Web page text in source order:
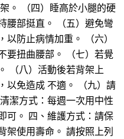
。 （四）睡高於小腿的硬
腰部挺直。 （五）避免彎
防止病情加重。 （六）
要扭曲腰部。 （七）若覺
（八）活動後若背架上
以免造成 不適。 （九）請
潔方式：每週一次用中性
可。 四、維護方式：請保
架使用壽命。 請按照上列